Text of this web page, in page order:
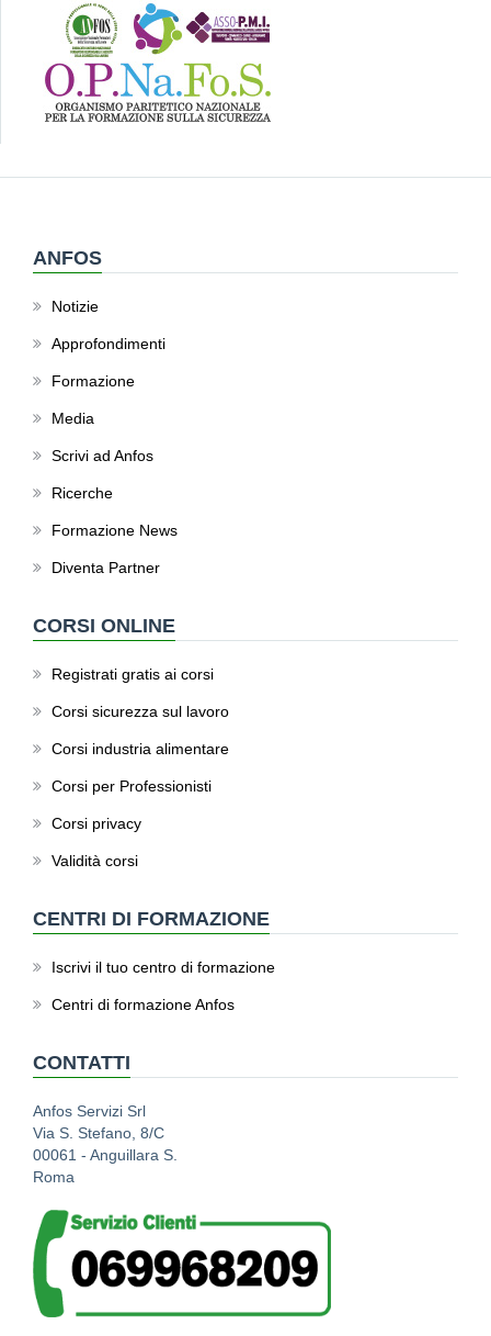
ANFOS
Notizie
Approfondimenti
Formazione
Media
Scrivi ad Anfos
Ricerche
Formazione News
Diventa Partner
CORSI ONLINE
Registrati gratis ai corsi
Corsi sicurezza sul lavoro
Corsi industria alimentare
Corsi per Professionisti
Corsi privacy
Validità corsi
CENTRI DI FORMAZIONE
Iscrivi il tuo centro di formazione
Centri di formazione Anfos
CONTATTI
Anfos Servizi Srl
Via S. Stefano, 8/C
00061 - Anguillara S.
Roma